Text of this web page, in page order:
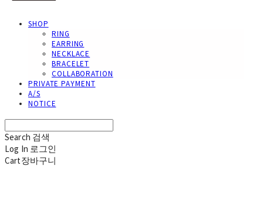
SHOP
RING
EARRING
NECKLACE
BRACELET
COLLABORATION
PRIVATE PAYMENT
A/S
NOTICE
Search 검색
Log In 로그인
Cart장바구니